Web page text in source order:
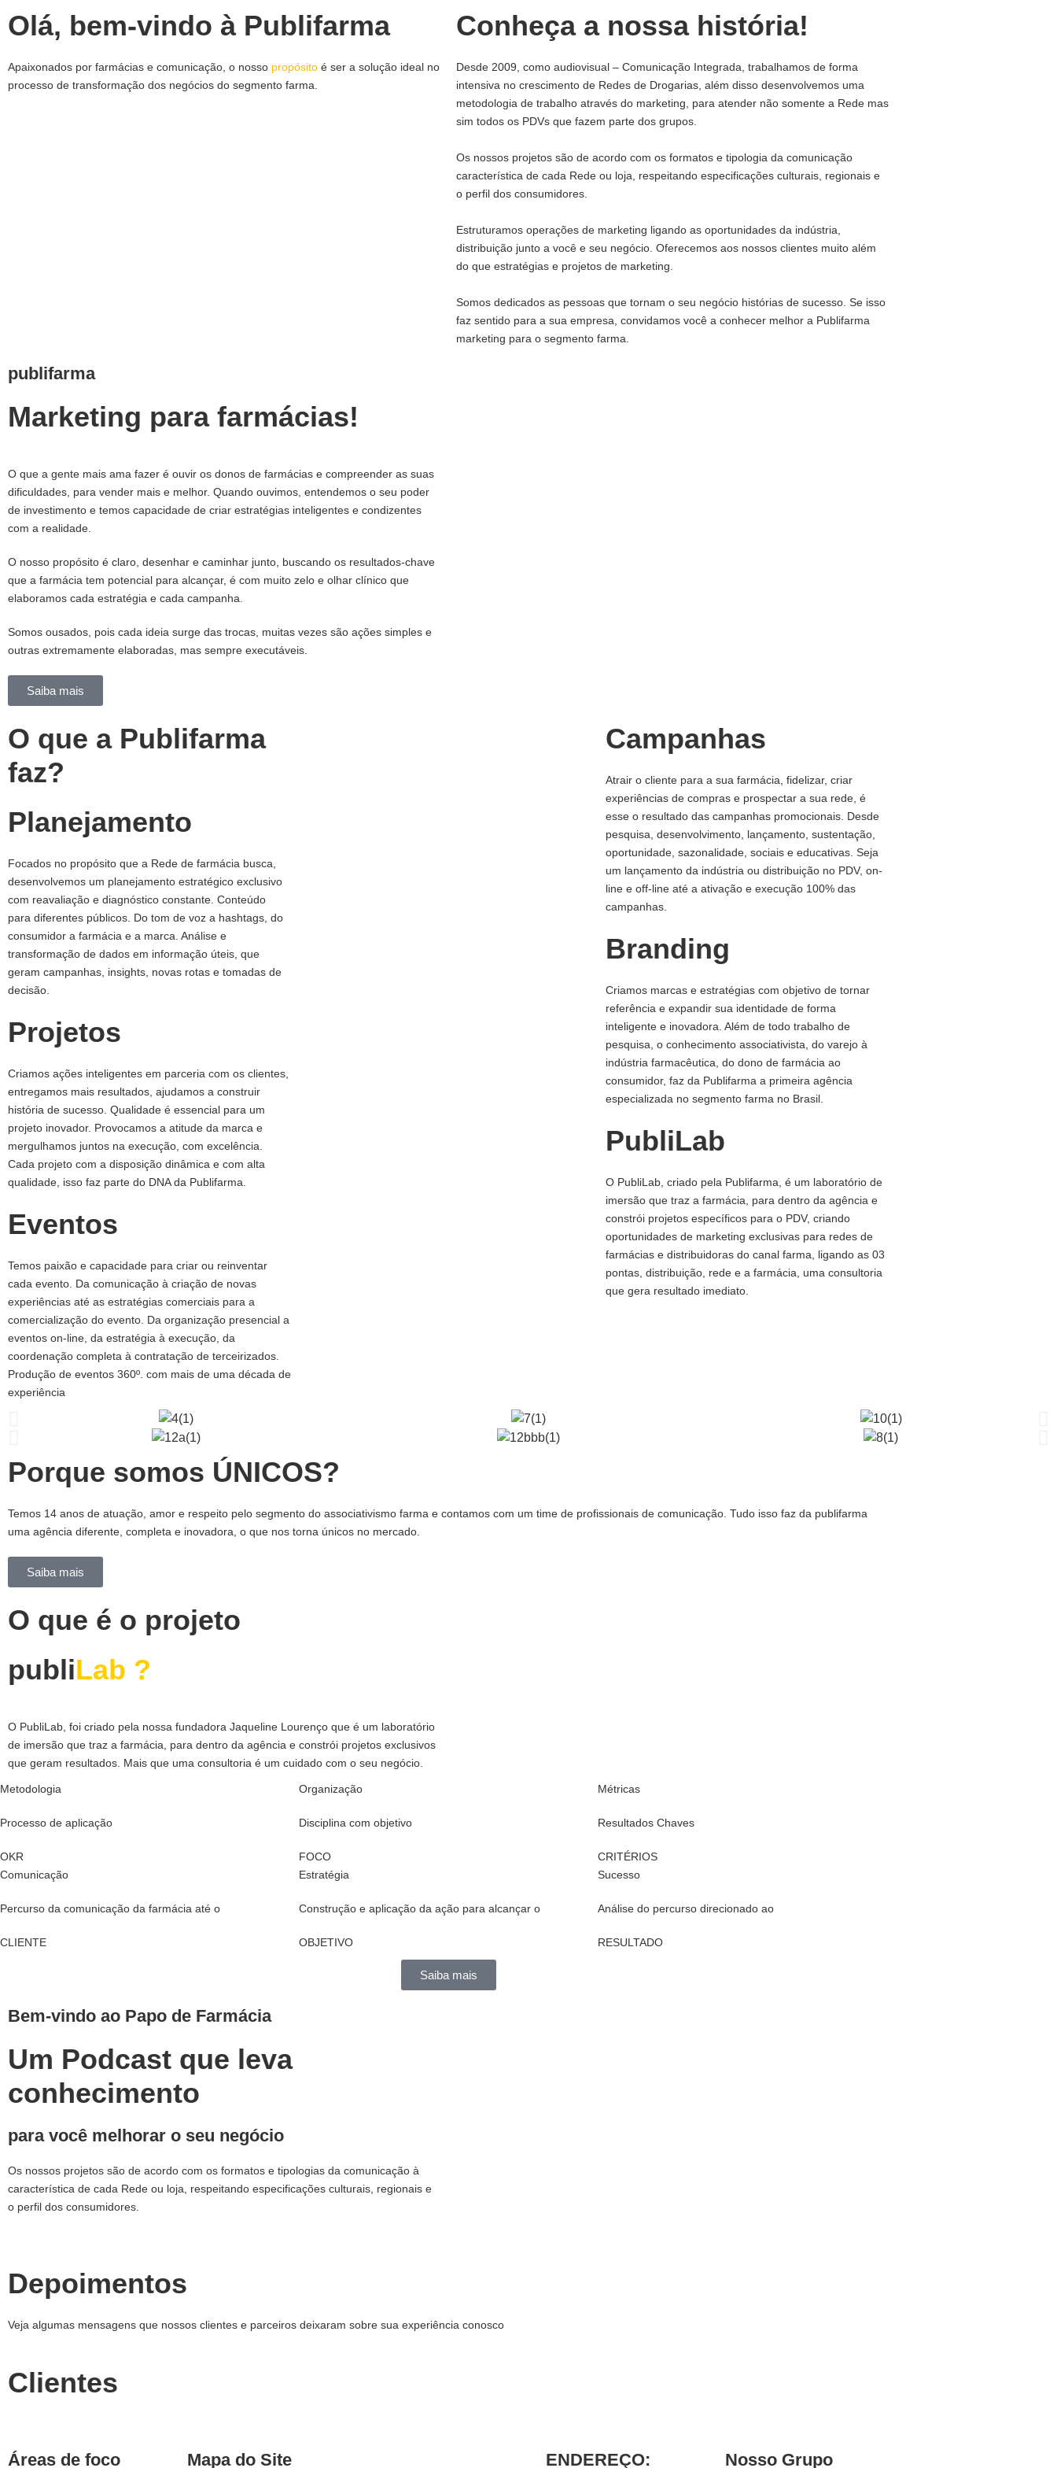
Olá, bem-vindo à Publifarma
Apaixonados por farmácias e comunicação, o nosso propósito é ser a solução ideal no
processo de transformação dos negócios do segmento farma.
Conheça a nossa história!
Desde 2009, como audiovisual – Comunicação Integrada, trabalhamos de forma
intensiva no crescimento de Redes de Drogarias, além disso desenvolvemos uma
metodologia de trabalho através do marketing, para atender não somente a Rede mas
sim todos os PDVs que fazem parte dos grupos.
Os nossos projetos são de acordo com os formatos e tipologia da comunicação
característica de cada Rede ou loja, respeitando especificações culturais, regionais e
o perfil dos consumidores.
Estruturamos operações de marketing ligando as oportunidades da indústria,
distribuição junto a você e seu negócio. Oferecemos aos nossos clientes muito além
do que estratégias e projetos de marketing.
Somos dedicados as pessoas que tornam o seu negócio histórias de sucesso. Se isso
faz sentido para a sua empresa, convidamos você a conhecer melhor a Publifarma
marketing para o segmento farma.
publifarma
Marketing para farmácias!
O que a gente mais ama fazer é ouvir os donos de farmácias e compreender as suas
dificuldades, para vender mais e melhor. Quando ouvimos, entendemos o seu poder
de investimento e temos capacidade de criar estratégias inteligentes e condizentes
com a realidade.
O nosso propósito é claro, desenhar e caminhar junto, buscando os resultados-chave
que a farmácia tem potencial para alcançar, é com muito zelo e olhar clínico que
elaboramos cada estratégia e cada campanha.
Somos ousados, pois cada ideia surge das trocas, muitas vezes são ações simples e
outras extremamente elaboradas, mas sempre executáveis.
Saiba mais
O que a Publifarma
faz?
Planejamento
Focados no propósito que a Rede de farmácia busca,
desenvolvemos um planejamento estratégico exclusivo
com reavaliação e diagnóstico constante. Conteúdo
para diferentes públicos. Do tom de voz a hashtags, do
consumidor a farmácia e a marca. Análise e
transformação de dados em informação úteis, que
geram campanhas, insights, novas rotas e tomadas de
decisão.
Projetos
Criamos ações inteligentes em parceria com os clientes,
entregamos mais resultados, ajudamos a construir
história de sucesso. Qualidade é essencial para um
projeto inovador. Provocamos a atitude da marca e
mergulhamos juntos na execução, com excelência.
Cada projeto com a disposição dinâmica e com alta
qualidade, isso faz parte do DNA da Publifarma.
Eventos
Temos paixão e capacidade para criar ou reinventar
cada evento. Da comunicação à criação de novas
experiências até as estratégias comerciais para a
comercialização do evento. Da organização presencial a
eventos on-line, da estratégia à execução, da
coordenação completa à contratação de terceirizados.
Produção de eventos 360º. com mais de uma década de
experiência
Campanhas
Atrair o cliente para a sua farmácia, fidelizar, criar
experiências de compras e prospectar a sua rede, é
esse o resultado das campanhas promocionais. Desde
pesquisa, desenvolvimento, lançamento, sustentação,
oportunidade, sazonalidade, sociais e educativas. Seja
um lançamento da indústria ou distribuição no PDV, on-
line e off-line até a ativação e execução 100% das
campanhas.
Branding
Criamos marcas e estratégias com objetivo de tornar
referência e expandir sua identidade de forma
inteligente e inovadora. Além de todo trabalho de
pesquisa, o conhecimento associativista, do varejo à
indústria farmacêutica, do dono de farmácia ao
consumidor, faz da Publifarma a primeira agência
especializada no segmento farma no Brasil.
PubliLab
O PubliLab, criado pela Publifarma, é um laboratório de
imersão que traz a farmácia, para dentro da agência e
constrói projetos específicos para o PDV, criando
oportunidades de marketing exclusivas para redes de
farmácias e distribuidoras do canal farma, ligando as 03
pontas, distribuição, rede e a farmácia, uma consultoria
que gera resultado imediato.
Porque somos ÚNICOS?
Temos 14 anos de atuação, amor e respeito pelo segmento do associativismo farma e contamos com um time de profissionais de comunicação. Tudo isso faz da publifarma
uma agência diferente, completa e inovadora, o que nos torna únicos no mercado.
Saiba mais
O que é o projeto
publiLab ?
O PubliLab, foi criado pela nossa fundadora Jaqueline Lourenço que é um laboratório
de imersão que traz a farmácia, para dentro da agência e constrói projetos exclusivos
que geram resultados. Mais que uma consultoria é um cuidado com o seu negócio.
Metodologia
Processo de aplicação
OKR
Organização
Disciplina com objetivo
FOCO
Métricas
Resultados Chaves
CRITÉRIOS
Comunicação
Percurso da comunicação da farmácia até o
CLIENTE
Estratégia
Construção e aplicação da ação para alcançar o
OBJETIVO
Sucesso
Análise do percurso direcionado ao
RESULTADO
Saiba mais
Bem-vindo ao Papo de Farmácia
Um Podcast que leva
conhecimento
para você melhorar o seu negócio
Os nossos projetos são de acordo com os formatos e tipologias da comunicação à
característica de cada Rede ou loja, respeitando especificações culturais, regionais e
o perfil dos consumidores.
Depoimentos
Veja algumas mensagens que nossos clientes e parceiros deixaram sobre sua experiência conosco
Clientes
Áreas de foco Mapa do Site ENDEREÇO: Nosso Grupo